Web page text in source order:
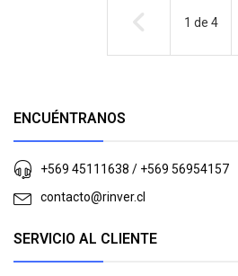
1 de 4
ENCUÉNTRANOS
+569 45111638 / +569 56954157
contacto@rinver.cl
SERVICIO AL CLIENTE